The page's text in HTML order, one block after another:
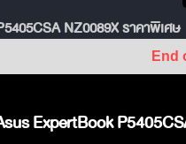
NZ0089X ราคาพิเศษ
End
ExpertBook